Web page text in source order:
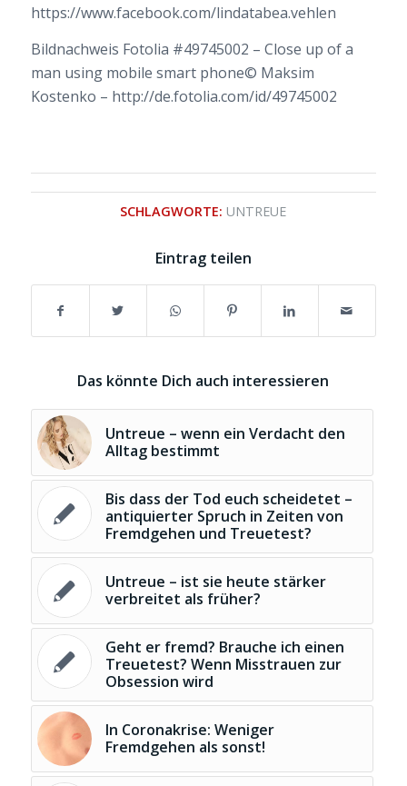
https://www.facebook.com/lindatabea.vehlen
Bildnachweis Fotolia #49745002 – Close up of a
man using mobile smart phone© Maksim
Kostenko – http://de.fotolia.com/id/49745002
SCHLAGWORTE: UNTREUE
Eintrag teilen
Das könnte Dich auch interessieren
Untreue – wenn ein Verdacht den
Alltag bestimmt
Bis dass der Tod euch scheidetet –
antiquierter Spruch in Zeiten von
Fremdgehen und Treuetest?
Untreue – ist sie heute stärker
verbreitet als früher?
Geht er fremd? Brauche ich einen
Treuetest? Wenn Misstrauen zur
Obsession wird
In Coronakrise: Weniger
Fremdgehen als sonst!